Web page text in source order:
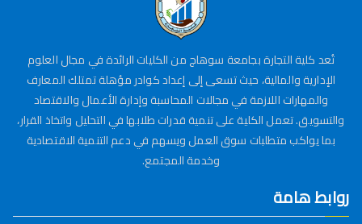
تُعد كلية التجارة بجامعة سوهاج من الكليات الرائدة في مجال العلوم
الإدارية والمالية، حيث تسعى إلى إعداد كوادر مؤهلة تمتلك المعارف
والمهارات اللازمة في مجالات المحاسبة وإدارة الأعمال والاقتصاد
والتسويق. تعمل الكلية على تنمية قدرات طلابها في التحليل واتخاذ القرار،
بما يواكب متطلبات سوق العمل ويسهم في دعم التنمية الاقتصادية
وخدمة المجتمع.
روابط هامة